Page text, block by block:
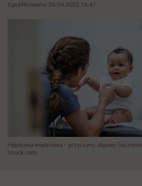
Opublikowano: 26.04.2022 16:47
Hipotonia mięśniowa – przyczyny, objawy i leczenie
Istock.com